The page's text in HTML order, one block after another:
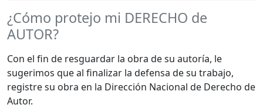
¿Cómo protejo mi DERECHO de
AUTOR?
Con el fin de resguardar la obra de su autoría, le
sugerimos que al finalizar la defensa de su trabajo,
registre su obra en la Dirección Nacional de Derecho de
Autor.